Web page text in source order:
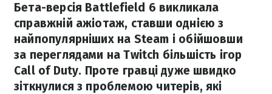
Бета-версія Battlefield 6 викликала
справжній ажіотаж, ставши однією з
найпопулярніших на Steam і обійшовши
за переглядами на Twitch більшість ігор
Call of Duty. Проте гравці дуже швидко
зіткнулися з проблемою читерів, які